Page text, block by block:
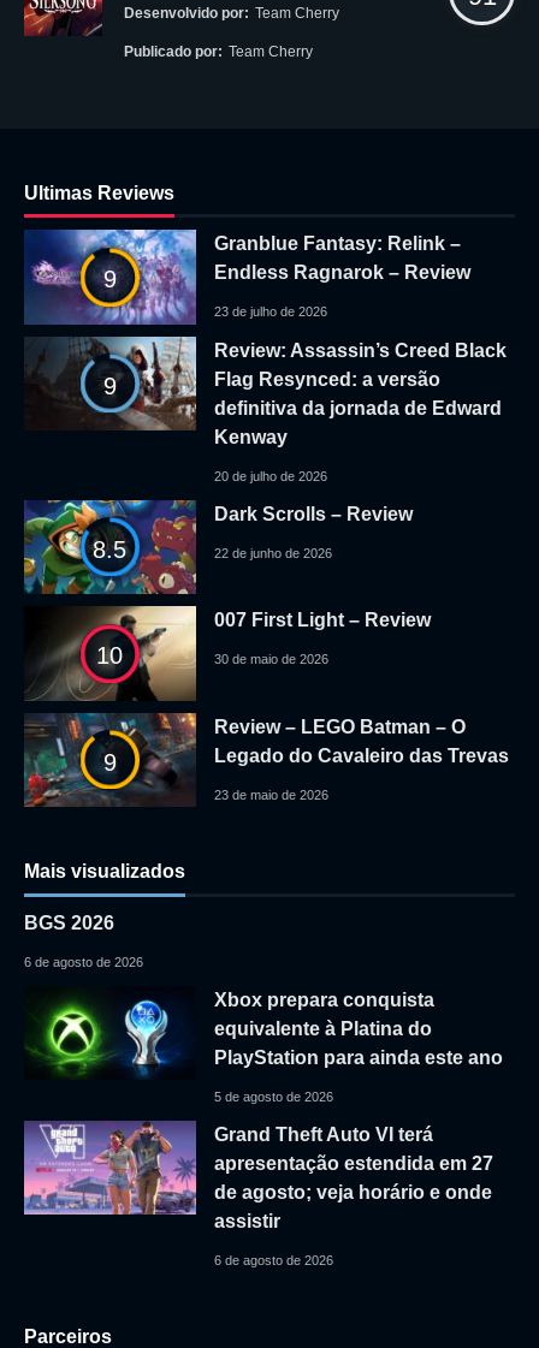
Desenvolvido por: Team Cherry
Publicado por: Team Cherry
Ultimas Reviews
9
Granblue Fantasy: Relink –
Endless Ragnarok – Review
23 de julho de 2026
9
Review: Assassin’s Creed Black
Flag Resynced: a versão
definitiva da jornada de Edward
Kenway
20 de julho de 2026
8.5
Dark Scrolls – Review
22 de junho de 2026
10
007 First Light – Review
30 de maio de 2026
9
Review – LEGO Batman – O
Legado do Cavaleiro das Trevas
23 de maio de 2026
Mais visualizados
BGS 2026
6 de agosto de 2026
Xbox prepara conquista
equivalente à Platina do
PlayStation para ainda este ano
5 de agosto de 2026
Grand Theft Auto VI terá
apresentação estendida em 27
de agosto; veja horário e onde
assistir
6 de agosto de 2026
Parceiros